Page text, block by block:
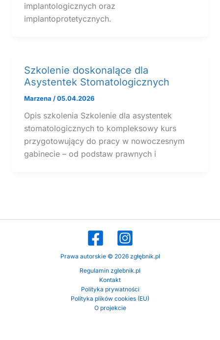
implantologicznych oraz
implantoprotetycznych.
Szkolenie doskonalące dla
Asystentek Stomatologicznych
Marzena /05.04.2026
Opis szkolenia Szkolenie dla asystentek
stomatologicznych to kompleksowy kurs
przygotowujący do pracy w nowoczesnym
gabinecie – od podstaw prawnych i
Prawa autorskie © 2026 zgłębnik.pl
Regulamin zglebnik.pl
Kontakt
Polityka prywatności
Polityka plików cookies (EU)
O projekcie